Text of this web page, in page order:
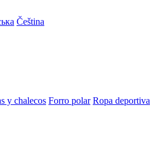
Čeština
y chalecos Forro polar Ropa deportiva